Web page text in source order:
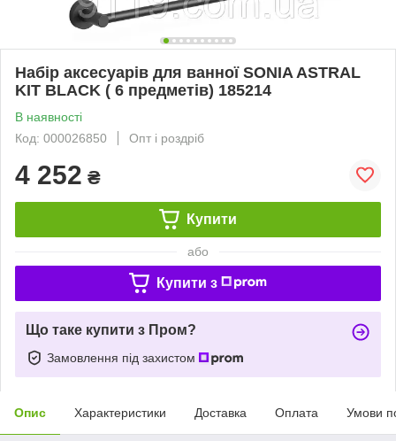
Набір аксесуарів для ванної SONIA ASTRAL
KIT BLACK ( 6 предметів) 185214
В наявності
Код: 000026850
Опт і роздріб
4 252 ₴
Купити
або
Купити з
Що таке купити з Пром?
Замовлення під захистом
Опис Характеристики Доставка Оплата Умови